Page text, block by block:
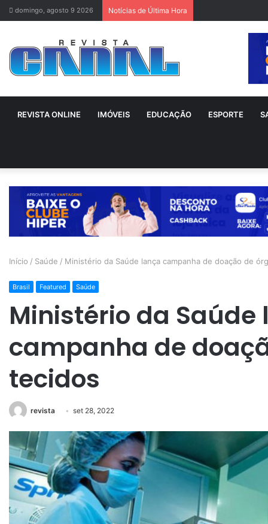
domingo, agosto 9 2026 Notícias de Última Hora
REVISTA ONLINE IMÓVEIS EDUCAÇÃO ESPORTE
Início / Saúde / Ministério da Saúde lança campanha de doação de
Brasil Featured Saúde
Ministério da Saúde
campanha de
tecidos
revista set 28, 2022